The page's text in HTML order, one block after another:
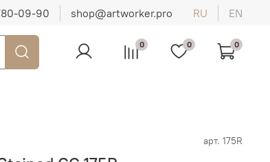
09-90 shop@artworker.pro RU EN
0 0 0
арт. 175R